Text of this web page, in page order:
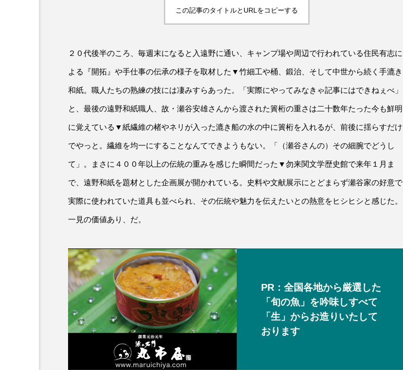
この記事のタイトルとURLをコピーする
２０代後半のころ、毎週末になると入遠野に通い、キャンプ場や周辺で行われている住民有志に
よる『開拓』や手仕事の伝承の様子を取材した▼竹細工や桶、鍛治、そして中世から続く手漉き
和紙。職人たちの熟練の技には凄みすらあった。「実際にやってみなきゃ記事にはできねぇべ」
と、最後の遠野和紙職人、故・瀬谷安雄さんから渡された簀桁の重さは二十数年たった今も鮮明
に覚えている▼紙繊維の楮やネリが入った漉き船の水の中に簀桁を入れるが、前後に揺らすだけ
でやっと。繊維を均一にすることなんてできようもない。「（瀬谷さんの）その細腕でどうし
て」。まさに４００年以上の伝統の重みを感じた瞬間だった▼勿来関文学歴史館で来年１月ま
で、遠野和紙を題材とした企画展が開かれている。史料や文献展示にとどまらず瀬谷家の好意で
実際に使われていた道具も並べられ、その伝統や魅力を伝えたいとの熱意をヒシヒシと感じた。
一見の価値あり、だ。
PR：全国各地から厳選した
「旬の魚」を吟味しすべて
「生」からお造りいたして
おります